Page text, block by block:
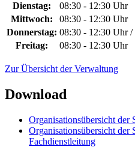
Dienstag:
08:30 - 12:30 Uhr
Mittwoch:
08:30 - 12:30 Uhr
Donnerstag: 08:30 - 12:30 Uhr
Freitag:
08:30 - 12:30 Uhr
Zur Übersicht der Verwaltung
Download
Organisationsübersicht der
Organisationsübersicht
Fachdienstleitung